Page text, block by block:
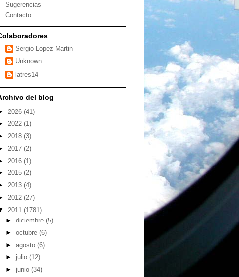
Sugerencias
Contacto
Sergio Lopez Martin
Unknown
latres14
del blog
2026 (41)
2022 (1)
2018 (3)
2017 (2)
2016 (1)
2015 (2)
2013 (4)
2012 (27)
2011 (1781)
► diciembre (5)
► octubre (6)
► agosto (6)
► julio (12)
► junio (34)